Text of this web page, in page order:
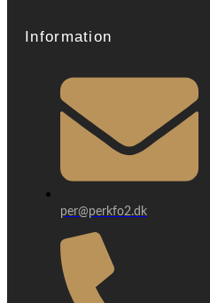
Information
per@perkfo2.dk